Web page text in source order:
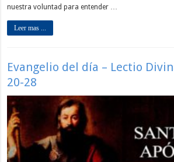
nuestra voluntad para entender …
Leer mas ...
Evangelio del día – Lectio
20-28